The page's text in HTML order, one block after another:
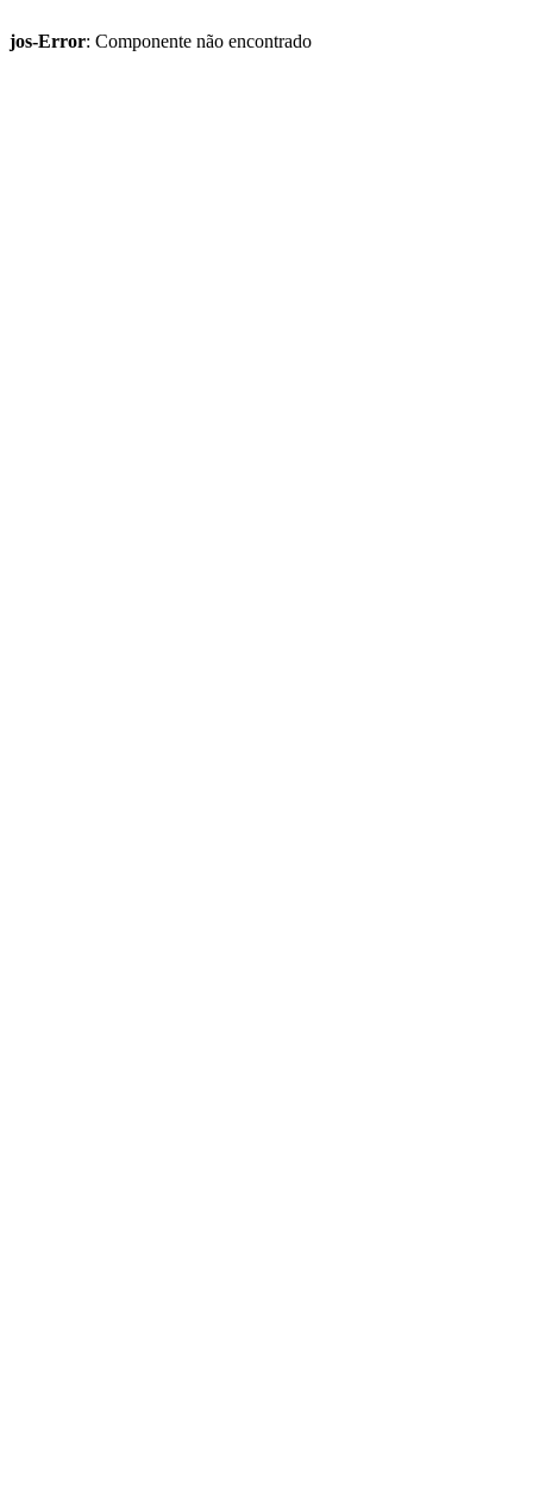
jos-Error: Componente não encontrado